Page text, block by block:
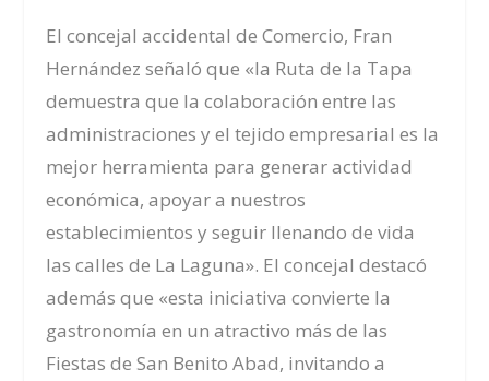
El concejal accidental de Comercio, Fran
Hernández señaló que «la Ruta de la Tapa
demuestra que la colaboración entre las
administraciones y el tejido empresarial es la
mejor herramienta para generar actividad
económica, apoyar a nuestros
establecimientos y seguir llenando de vida
las calles de La Laguna». El concejal destacó
además que «esta iniciativa convierte la
gastronomía en un atractivo más de las
Fiestas de San Benito Abad, invitando a